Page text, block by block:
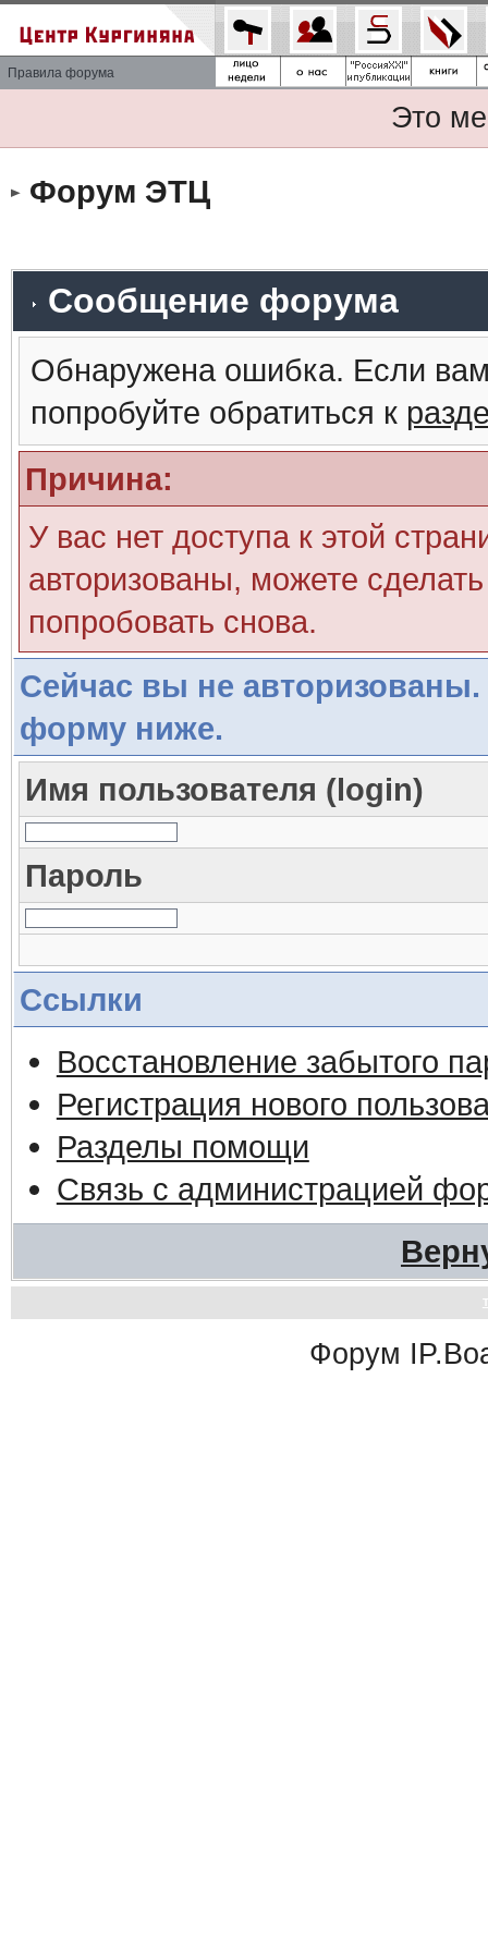
Правила форума
Это
Форум ЭТЦ
Сообщение форума
Обнаружена ошибка. Если
попробуйте обратиться к
Причина:
У вас нет доступа к этой
авторизованы, можете
попробовать снова.
Сейчас вы не авторизованы.
форму ниже.
Имя пользователя (login)
Пароль
Ссылки
Восстановление забытого
Регистрация нового
Разделы помощи
Связь с администрацией
Форум